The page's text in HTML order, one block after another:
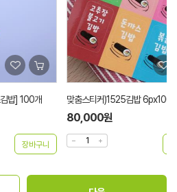
맞춤스티커)1525김밥 6px1000매
80,000원